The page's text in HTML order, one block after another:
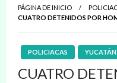
PÁGINA DE INICIO
CUATRO DETENIDOS POR
POLICIACAS YUCATÁN
CUATRO